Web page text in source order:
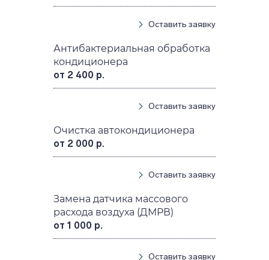
Оставить заявку
Антибактериальная обработка
кондиционера
от 2 400 р.
Оставить заявку
Очистка автокондиционера
от 2 000 р.
Оставить заявку
Замена датчика массового
расхода воздуха (ДМРВ)
от 1 000 р.
Оставить заявку